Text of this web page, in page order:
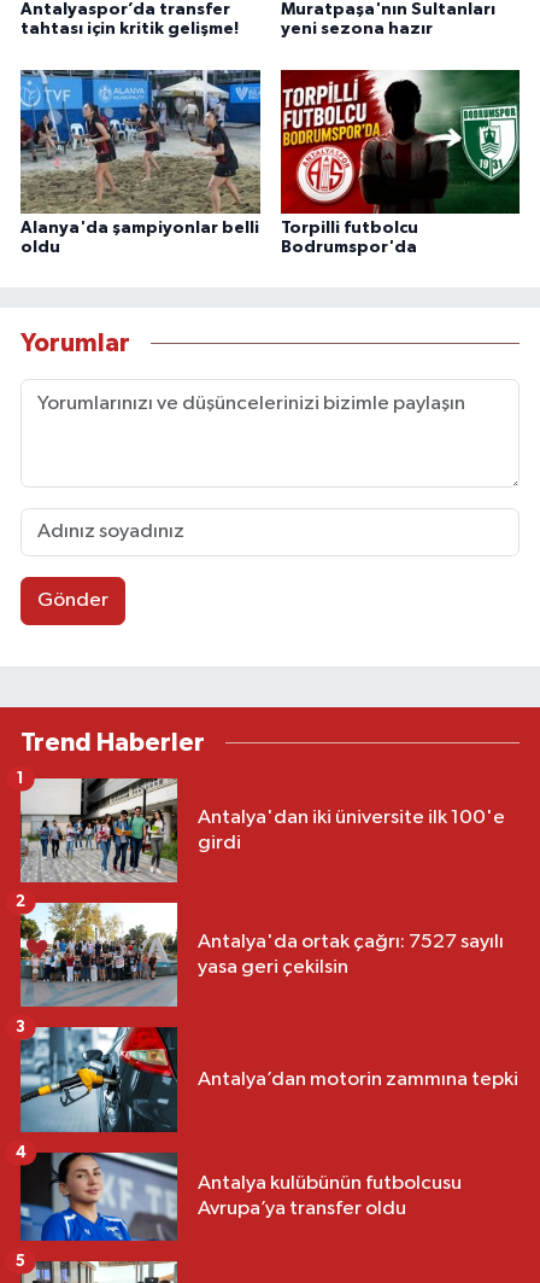
Antalyaspor’da transfer
tahtası için kritik gelişme!
Muratpaşa'nın Sultanları
yeni sezona hazır
Alanya'da şampiyonlar belli
oldu
Torpilli futbolcu
Bodrumspor'da
Yorumlar
Gönder
Trend Haberler
Antalya'dan iki üniversite ilk 100'e
girdi
1
Antalya'da ortak çağrı: 7527 sayılı
yasa geri çekilsin
2
Antalya’dan motorin zammına tepki
3
Antalya kulübünün futbolcusu
Avrupa’ya transfer oldu
4
5